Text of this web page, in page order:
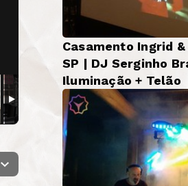
Casamento Ingrid
SP | DJ Serginho
Iluminação + Telão